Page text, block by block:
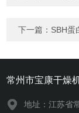
下一篇： SBH蛋
常州市宝康干燥
地址：江苏省